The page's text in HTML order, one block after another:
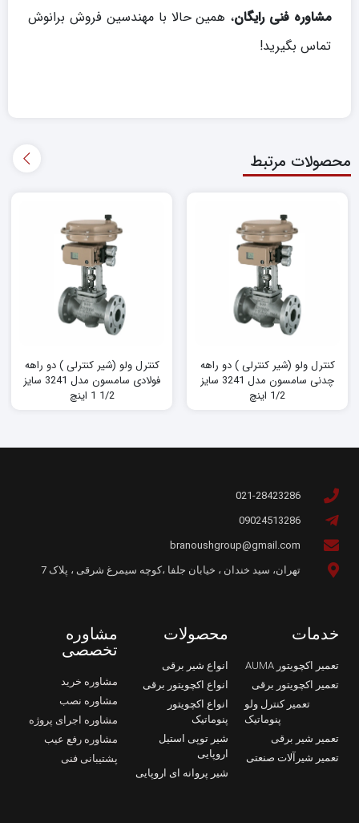
مشاوره فنی رایگان، همین حالا با مهندسین فروش برانوش
تماس بگیرید!
محصولات مرتبط
کنترل ولو (شیر کنترلی ) دو راهه
چدنی سامسون مدل 3241 سایز
1/2 اینچ
کنترل ولو (شیر کنترلی ) دو راهه
فولادی سامسون مدل 3241 سایز
1/2 1 اینچ
021-28423286
09024513286
branoushgroup@gmail.com
تهران، سید خندان ، خیابان جلفا ،کوچه سیمرغ شرقی ، پلاک 7
خدمات
تعمیر اکچویتور AUMA
تعمیر اکچویتور برقی
تعمیر کنترل ولو
پنوماتیک
تعمیر شیر برقی
تعمیر شیرآلات صنعتی
محصولات
انواع شیر برقی
انواع اکچویتور برقی
انواع اکچویتور
پنوماتیک
شیر توپی استیل
اروپایی
شیر پروانه ای اروپایی
مشاوره
تخصصی
مشاوره خرید
مشاوره نصب
مشاوره اجرای پروژه
مشاوره رفع عیب
پشتیبانی فنی